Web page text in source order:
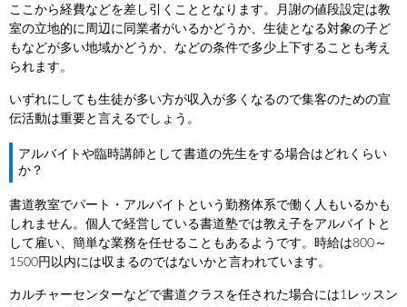
ここから経費などを差し引くこととなります。月謝の値段設定は教
室の立地的に周辺に同業者がいるかどうか、生徒となる対象の子ど
もなどが多い地域かどうか、などの条件で多少上下することも考え
られます。
いずれにしても生徒が多い方が収入が多くなるので集客のための宣
伝活動は重要と言えるでしょう。
アルバイトや臨時講師として書道の先生をする場合はどれくらい
か？
書道教室でパート・アルバイトという勤務体系で働く人もいるかも
しれません。個人で経営している書道塾では教え子をアルバイトと
して雇い、簡単な業務を任せることもあるようです。時給は800～
1500円以内には収まるのではないかと言われています。
カルチャーセンターなどで書道クラスを任された場合には1レッスン